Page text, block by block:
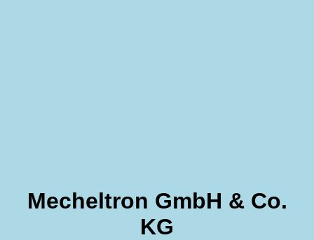
Mecheltron GmbH & Co.
KG